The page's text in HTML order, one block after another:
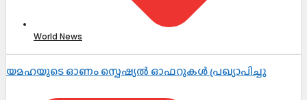
World News
യമഹയുടെ ഓണം സ്പെഷ്യൽ ഓഫറുകൾ പ്രഖ്യാപിച്ചു